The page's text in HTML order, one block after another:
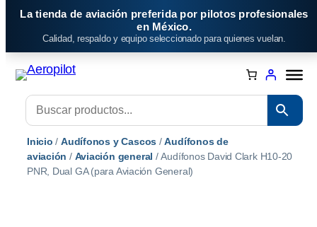
Saltar
La tienda de aviación preferida por pilotos profesionales
en México.
Calidad, respaldo y equipo seleccionado para quienes vuelan.
Inicio /Audífonos y Cascos /Audífonos de
aviación / Aviación general / Audífonos David Clark H10-20
PNR, Dual GA (para Aviación General)